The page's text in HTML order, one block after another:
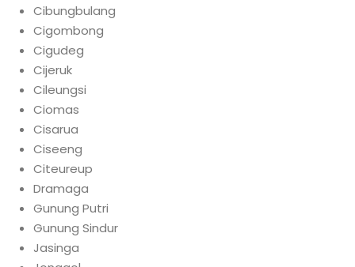
Cibungbulang
Cigombong
Cigudeg
Cijeruk
Cileungsi
Ciomas
Cisarua
Ciseeng
Citeureup
Dramaga
Gunung Putri
Gunung Sindur
Jasinga